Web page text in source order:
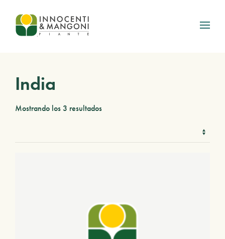
Skip to main content
India
Mostrando los 3 resultados